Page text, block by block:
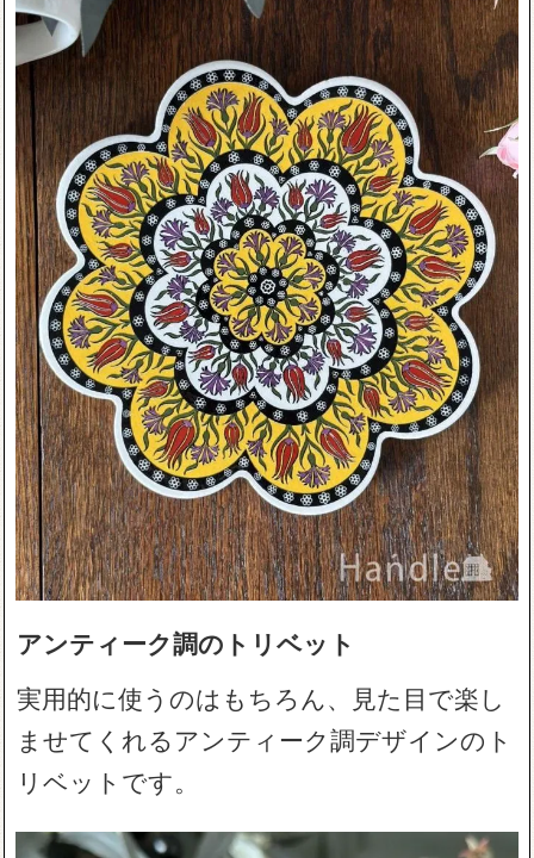
アンティーク調のトリベット
実用的に使うのはもちろん、見た目で楽し
ませてくれるアンティーク調デザインのト
リベットです。